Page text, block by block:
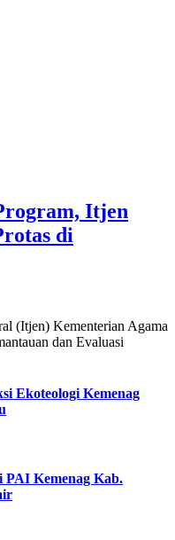
Itjen
di
(Itjen) Kementerian Agama
dan Evaluasi
Ekoteologi Kemenag
PAI Kemenag Kab.